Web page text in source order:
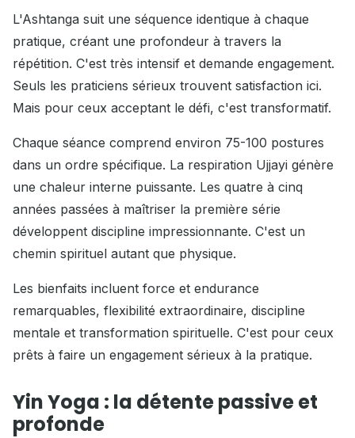
L'Ashtanga suit une séquence identique à chaque
pratique, créant une profondeur à travers la
répétition. C'est très intensif et demande engagement.
Seuls les praticiens sérieux trouvent satisfaction ici.
Mais pour ceux acceptant le défi, c'est transformatif.
Chaque séance comprend environ 75-100 postures
dans un ordre spécifique. La respiration Ujjayi génère
une chaleur interne puissante. Les quatre à cinq
années passées à maîtriser la première série
développent discipline impressionnante. C'est un
chemin spirituel autant que physique.
Les bienfaits incluent force et endurance
remarquables, flexibilité extraordinaire, discipline
mentale et transformation spirituelle. C'est pour ceux
prêts à faire un engagement sérieux à la pratique.
Yin Yoga : la détente passive et
profonde